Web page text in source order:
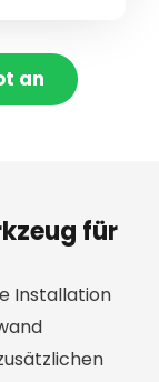
an
für
Installation